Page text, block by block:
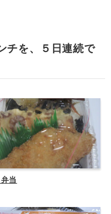
チを、５日連続で
当